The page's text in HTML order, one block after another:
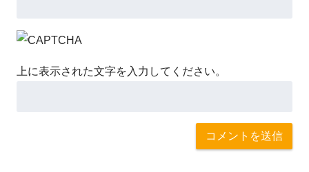
上に表示された文字を入力してください。